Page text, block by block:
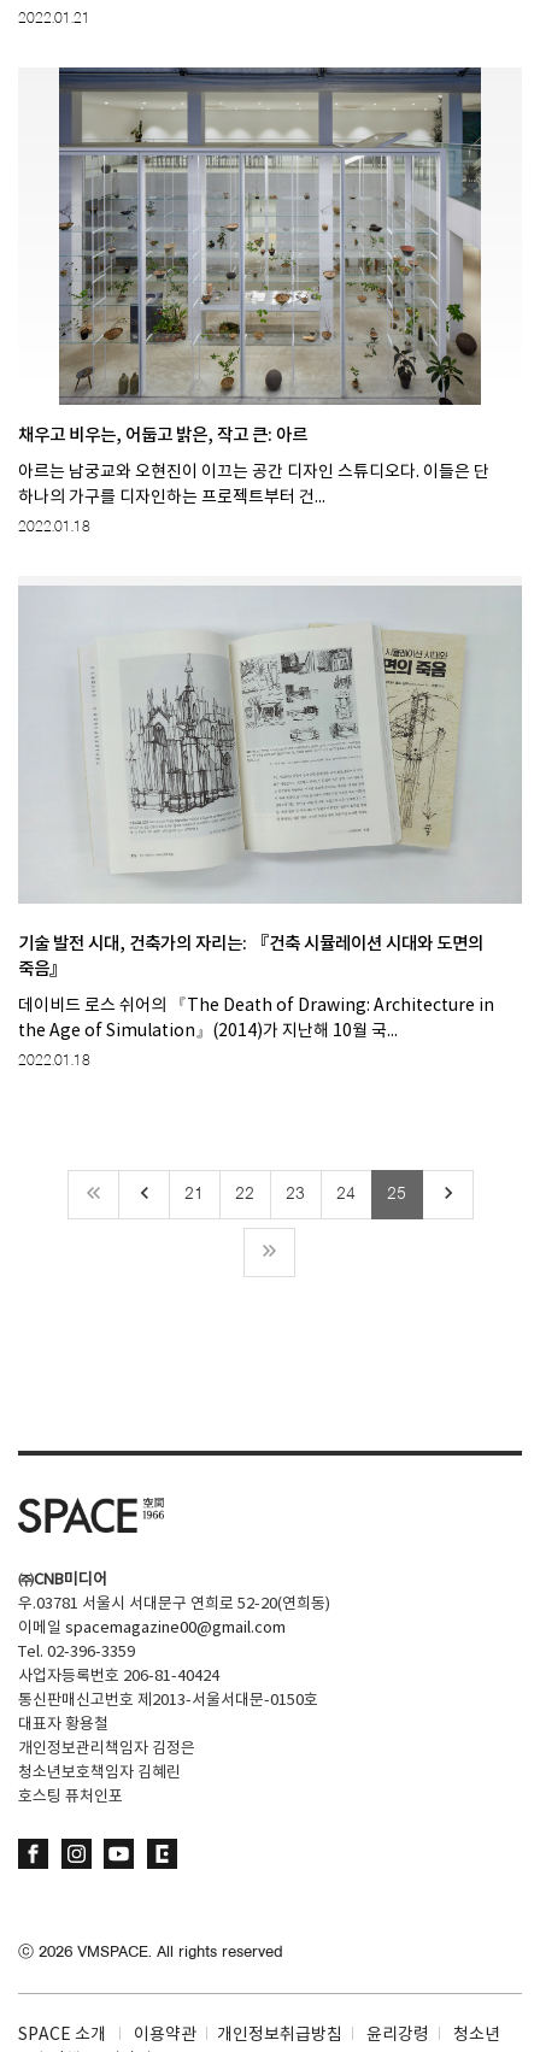
2022.01.21
채우고 비우는, 어둡고 밝은, 작고 큰: 아르
아르는 남궁교와 오현진이 이끄는 공간 디자인 스튜디오다. 이들은 단
하나의 가구를 디자인하는 프로젝트부터 건...
2022.01.18
기술 발전 시대, 건축가의 자리는: 『건축 시뮬레이션 시대와 도면의
죽음』
데이비드 로스 쉬어의 『The Death of Drawing: Architecture in
the Age of Simulation』(2014)가 지난해 10월 국...
2022.01.18
keyboard_arrow_left 21 22 23 24 25 keyboard_arrow_right
㈜CNB미디어
우.03781 서울시 서대문구 연희로 52-20(연희동)
이메일 spacemagazine00@gmail.com
Tel. 02-396-3359
사업자등록번호 206-81-40424
통신판매신고번호 제2013-서울서대문-0150호
대표자 황용철
개인정보관리책임자 김정은
청소년보호책임자 김혜린
호스팅 퓨처인포
ⓒ 2026 VMSPACE. All rights reserved
SPACE 소개 이용약관 개인정보취급방침 윤리강령
청소년